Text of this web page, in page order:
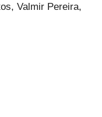
Valmir Pereira,